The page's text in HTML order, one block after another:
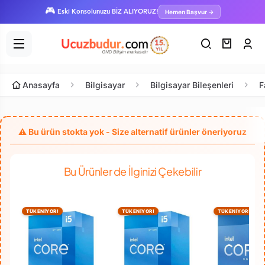
🎮 Eski Konsolunuzu BİZ ALIYORUZ! Hemen Başvur →
Anasayfa Bilgisayar Bilgisayar Bileşenleri
Bu Ürünler de İlginizi Çekebilir
TÜKENİYOR! TÜKENİYOR! TÜKENİYOR!